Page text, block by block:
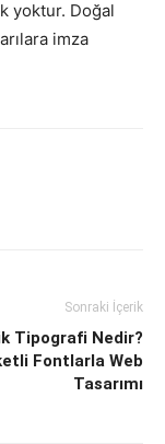
yoktur. Doğal
imza
Sonraki İçerik
Tipografi Nedir?
Fontlarla Web
Tasarımı